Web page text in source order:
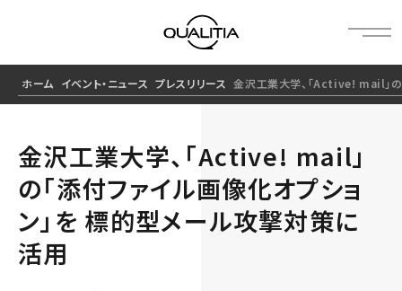
ホーム イベント・ニュース プレスリリース 金沢工業大学、「Active! mail」の
金沢工業大学、「Active! mail」
の「添付ファイル画像化オプショ
ン」を 標的型メール攻撃対策に
活用